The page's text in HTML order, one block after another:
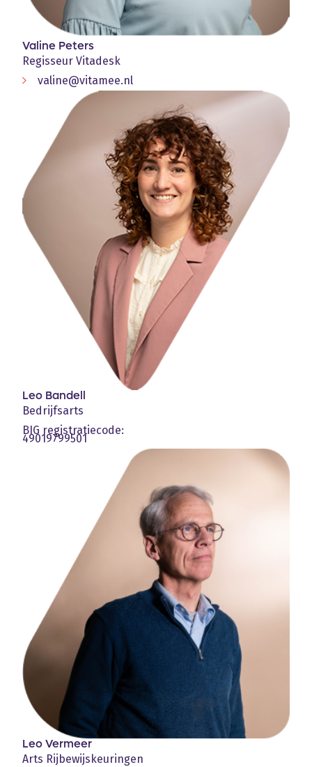
Valine Peters
Regisseur Vitadesk
valine@vitamee.nl
Leo Bandell
Bedrijfsarts
BIG registratiecode:
49019799501
Leo Vermeer
Arts Rijbewijskeuringen